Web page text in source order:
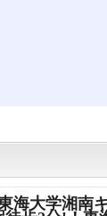
海大学湘南